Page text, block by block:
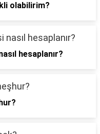
olabilirim?
hesaplanır?